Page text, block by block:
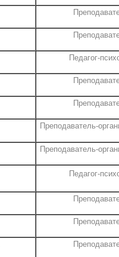
Педагог-
Преподаватель-
Преподаватель-
Педагог-